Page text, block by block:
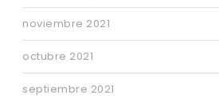
noviembre 2021
octubre 2021
septiembre 2021